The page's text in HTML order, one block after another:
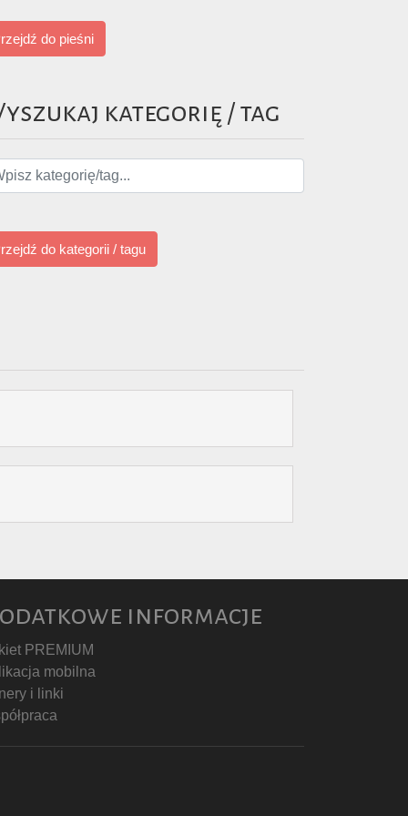
do pieśni
kategorię / tag
do kategorii / tagu
informacje
PREMIUM
mobilna
i linki